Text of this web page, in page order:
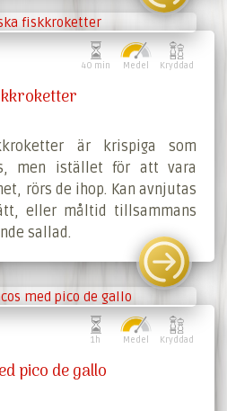
40 min Medel Kryddad
är krispiga som
men istället för att vara
rörs de ihop. Kan avnjutas
eller måltid tillsammans
sallad.
1h Medel Kryddad
pico de gallo